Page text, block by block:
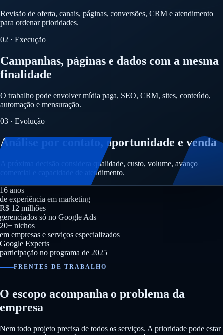
Revisão de oferta, canais, páginas, conversões, CRM e atendimento
para ordenar prioridades.
02 · Execução
Campanhas, páginas e dados com a mesma
finalidade
O trabalho pode envolver mídia paga, SEO, CRM, sites, conteúdo,
automação e mensuração.
03 · Evolução
Análise por contato, oportunidade e venda
A próxima decisão considera qualidade, custo, volume, avanço
comercial e capacidade de atendimento.
16 anos
de experiência em marketing
R$ 12 milhões+
gerenciados só no Google Ads
20+ nichos
em empresas e serviços especializados
Google Experts
participação no programa de 2025
FRENTES DE TRABALHO
O escopo acompanha o problema da
empresa
Nem todo projeto precisa de todos os serviços. A prioridade pode estar